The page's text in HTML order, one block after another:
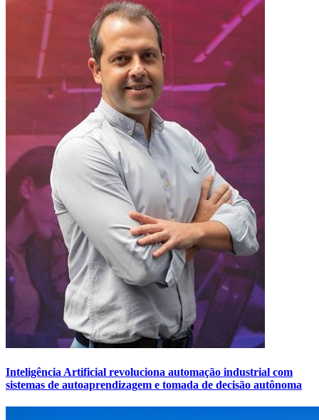
Inteligência Artificial revoluciona automação industrial com
sistemas de autoaprendizagem e tomada de decisão autônoma